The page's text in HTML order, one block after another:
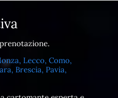
Lecco, Como,
Brescia, Pavia,